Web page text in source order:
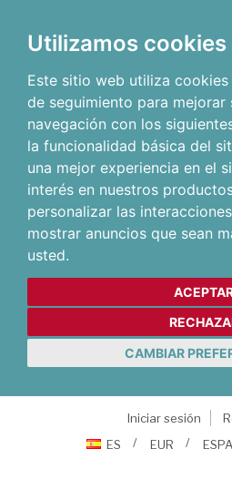
Utilizamos cookies
Este sitio web utiliza
de seguimiento para mejorar
navegación con los
la funcionalidad básica del
una mejor experiencia en el
interés en nuestros
personalizar las
mostrar anuncios que sean
usted.
CAMBIAR
Iniciar sesión
ES
EUR